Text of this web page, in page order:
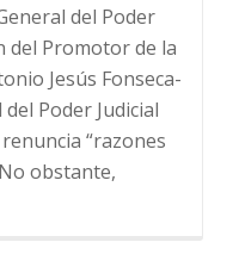
del Poder
del Promotor de la
Jesús Fonseca-
Poder Judicial
“razones
obstante,